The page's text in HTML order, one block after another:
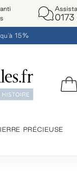
15%
PRÉCIEUSE